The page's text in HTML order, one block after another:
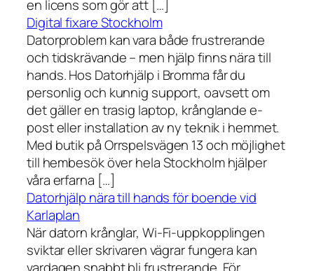
en licens som gör att […]
Digital fixare Stockholm
Datorproblem kan vara både frustrerande
och tidskrävande – men hjälp finns nära till
hands. Hos Datorhjälp i Bromma får du
personlig och kunnig support, oavsett om
det gäller en trasig laptop, krånglande e-
post eller installation av ny teknik i hemmet.
Med butik på Orrspelsvägen 13 och möjlighet
till hembesök över hela Stockholm hjälper
våra erfarna […]
Datorhjälp nära till hands för boende vid
Karlaplan
När datorn krånglar, Wi-Fi-uppkopplingen
sviktar eller skrivaren vägrar fungera kan